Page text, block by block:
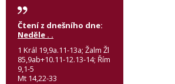
Čtení z dnešního dne:
Neděle . .
1 Král 19,9a.11-13a; Žalm Žl
85,9ab+10.11-12.13-14; Řím
9,1-5
Mt 14,22-33